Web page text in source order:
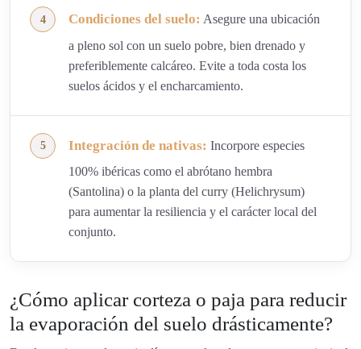
Condiciones del suelo: Asegure una ubicación
a pleno sol con un suelo pobre, bien drenado y
preferiblemente calcáreo. Evite a toda costa los
suelos ácidos y el encharcamiento.
Integración de nativas: Incorpore especies
100% ibéricas como el abrótano hembra
(Santolina) o la planta del curry (Helichrysum)
para aumentar la resiliencia y el carácter local del
conjunto.
¿Cómo aplicar corteza o paja para reducir
la evaporación del suelo drásticamente?